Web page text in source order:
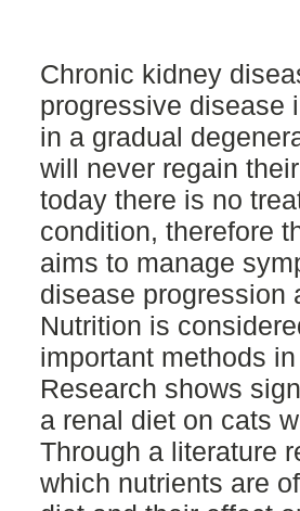
Chronic kidney
progressive disease
in a gradual
will never regain
today there is no
condition, therefore
aims to manage
disease progression
Nutrition is
important methods
Research shows
a renal diet on cats
Through a literature
which nutrients are